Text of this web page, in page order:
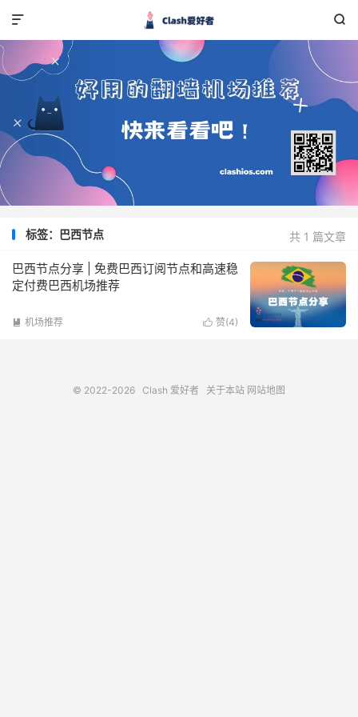


共 1 篇文章
标签：巴西节点
巴西节点分享 | 免费巴西订阅节点和高速稳
定付费巴西机场推荐
 赞(4)
 机场推荐
© 2022-2026 Clash 爱好者 关于本站 网站地图